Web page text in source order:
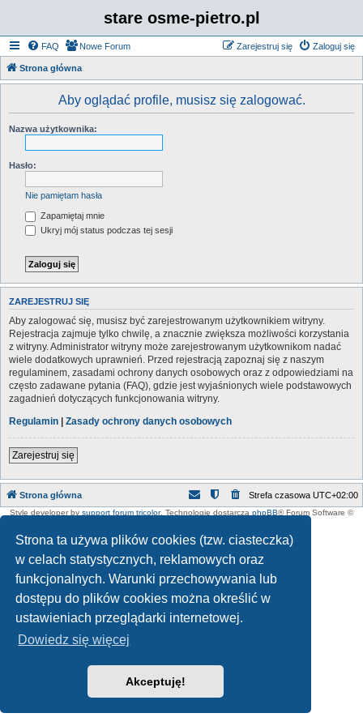
Strona ta używa plików cookies (tzw. ciasteczka)
w celach statystycznych, reklamowych oraz
funkcjonalnych. Warunki przechowywania lub
dostępu do plików cookies można określić w
ustawieniach przeglądarki internetowej.
Dowiedz się więcej
Akceptuję!
stare osme-pietro.pl
FAQ Zaloguj się
Zarejestruj się
Nowe Forum
Strona główna
Aby oglądać profile, musisz się zalogować.
Nazwa użytkownika:
Hasło:
Nie pamiętam hasła
Zapamiętaj mnie
Ukryj mój status podczas tej sesji
ZAREJESTRUJ SIĘ
Aby zalogować się, musisz być zarejestrowanym użytkownikiem witryny.
Rejestracja zajmuje tylko chwilę, a znacznie zwiększa możliwości korzystania
z witryny. Administrator witryny może zarejestrowanym użytkownikom nadać
wiele dodatkowych uprawnień. Przed rejestracją zapoznaj się z naszym
regulaminem, zasadami ochrony danych osobowych oraz z odpowiedziami na
często zadawane pytania (FAQ), gdzie jest wyjaśnionych wiele podstawowych
zagadnień dotyczących funkcjonowania witryny.
Regulamin | Zasady ochrony danych osobowych
Zarejestruj się
Strona główna Strefa czasowa UTC+02:00
Style developer by support forum tricolor, Technologię dostarcza phpBB® Forum Software ©